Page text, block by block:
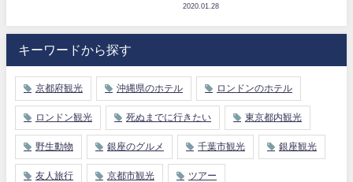
2020.01.28
キーワードから探す
京都府観光 沖縄県のホテル ロンドンのホテル
ロンドン観光 死ぬまでに行きたい 東京都内観光
野生動物 銀座のグルメ 千葉市観光 銀座観光
友人旅行 京都市観光 ツアー